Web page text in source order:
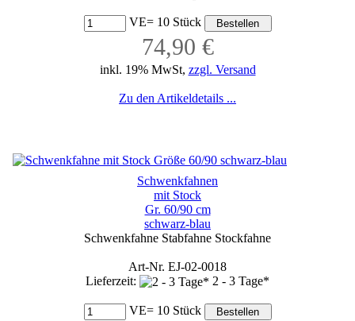
VE= 10 Stück
74,90 €
inkl. 19% MwSt, zzgl. Versand
Zu den Artikeldetails ...
Schwenkfahnen
mit Stock
Gr. 60/90 cm
schwarz-blau
Schwenkfahne Stabfahne Stockfahne
Art-Nr. EJ-02-0018
Lieferzeit:
2 - 3 Tage*
VE= 10 Stück